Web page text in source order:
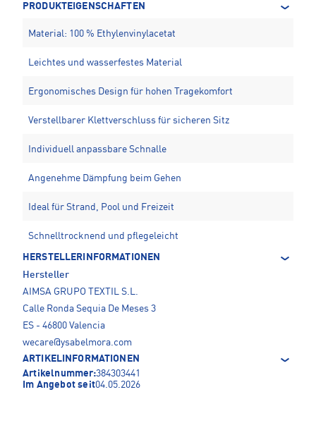
PRODUKTEIGENSCHAFTEN
Material: 100 % Ethylenvinylacetat
Leichtes und wasserfestes Material
Ergonomisches Design für hohen Tragekomfort
Verstellbarer Klettverschluss für sicheren Sitz
Individuell anpassbare Schnalle
Angenehme Dämpfung beim Gehen
Ideal für Strand, Pool und Freizeit
Schnelltrocknend und pflegeleicht
HERSTELLERINFORMATIONEN
Hersteller
AIMSA GRUPO TEXTIL S.L.
Calle Ronda Sequia De Meses 3
ES - 46800 Valencia
wecare@ysabelmora.com
ARTIKELINFORMATIONEN
Artikelnummer:384303441
Im Angebot seit04.05.2026